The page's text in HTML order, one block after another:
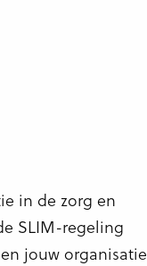
in de zorg en
SLIM-regeling
jouw organisatie